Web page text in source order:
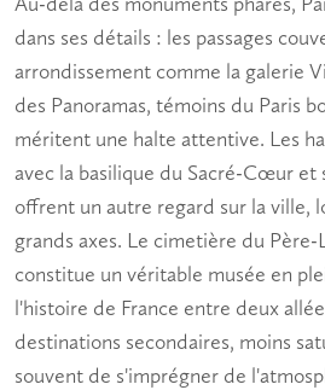
dans ses détails : les passages
arrondissement comme la galerie
des Panoramas, témoins du Paris
méritent une halte attentive. Les
avec la basilique du Sacré-Cœur et
offrent un autre regard sur la ville,
grands axes. Le cimetière du
constitue un véritable musée en
l'histoire de France entre deux
destinations secondaires, moins
souvent de s'imprégner de